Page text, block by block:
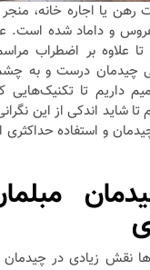
رهن یا اجاره خانه،
عروس و داماد شده است.
علاوه بر اضطراب
چیدمان درست و به
داریم تا تکنیک‌هایی
تا شاید اندکی از این
و استفاده
نقش زیادی در چیدمان